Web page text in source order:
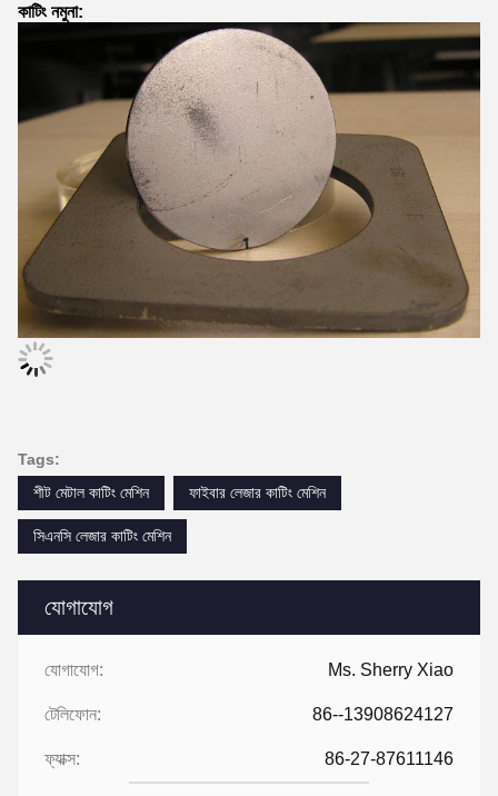
যোগাযোগ
যোগাযোগ: Ms. Sherry Xiao
টেলিফোন: 86--13908624127
ফ্যাক্স: 86-27-87611146
কাটিং নমুনা:
Tags:
শীট মেটাল কাটিং মেশিন
ফাইবার লেজার কাটিং মেশিন
সিএনসি লেজার কাটিং মেশিন